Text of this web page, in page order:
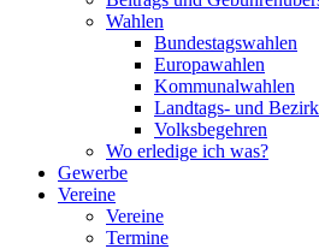
Wahlen
Bundestagswahlen
Europawahlen
Kommunalwahlen
Landtags- und
Volksbegehren
Wo erledige ich was?
Gewerbe
Vereine
Vereine
Termine